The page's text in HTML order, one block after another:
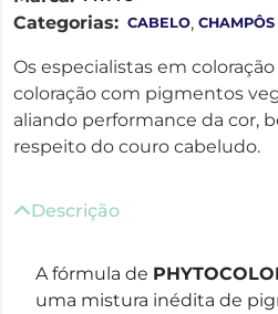
Categorias: CABELO,
Os especialistas em coloração
coloração com pigmentos
aliando performance da cor,
respeito do couro cabeludo.
Descrição
A fórmula de
uma mistura inédita de